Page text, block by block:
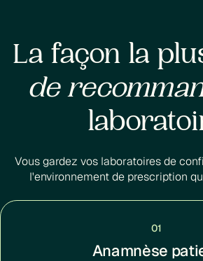
La façon la
de
Vous gardez vos laboratoires de
l'environnement de prescription
01
Anamnèse